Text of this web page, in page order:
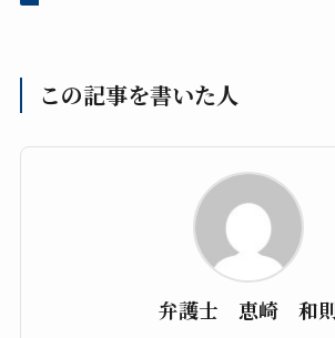
この記事を書いた人
弁護士 恵崎 和